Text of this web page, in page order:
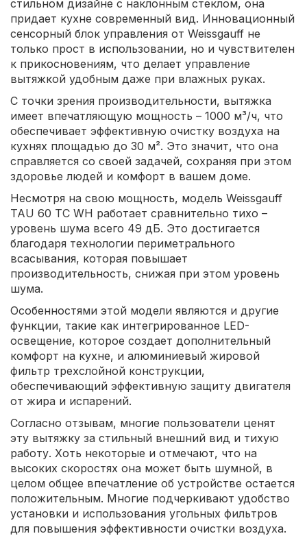
стильном дизайне с наклонным стеклом, она
придает кухне современный вид. Инновационный
сенсорный блок управления от Weissgauff не
только прост в использовании, но и чувствителен
к прикосновениям, что делает управление
вытяжкой удобным даже при влажных руках.
С точки зрения производительности, вытяжка
имеет впечатляющую мощность – 1000 м³/ч, что
обеспечивает эффективную очистку воздуха на
кухнях площадью до 30 м². Это значит, что она
справляется со своей задачей, сохраняя при этом
здоровье людей и комфорт в вашем доме.
Несмотря на свою мощность, модель Weissgauff
TAU 60 TC WH работает сравнительно тихо –
уровень шума всего 49 дБ. Это достигается
благодаря технологии периметрального
всасывания, которая повышает
производительность, снижая при этом уровень
шума.
Особенностями этой модели являются и другие
функции, такие как интегрированное LED-
освещение, которое создает дополнительный
комфорт на кухне, и алюминиевый жировой
фильтр трехслойной конструкции,
обеспечивающий эффективную защиту двигателя
от жира и испарений.
Согласно отзывам, многие пользователи ценят
эту вытяжку за стильный внешний вид и тихую
работу. Хоть некоторые и отмечают, что на
высоких скоростях она может быть шумной, в
целом общее впечатление об устройстве остается
положительным. Многие подчеркивают удобство
установки и использования угольных фильтров
для повышения эффективности очистки воздуха.